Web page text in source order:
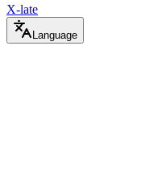
X-late
Language